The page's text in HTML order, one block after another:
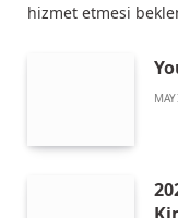
hizmet etmesi